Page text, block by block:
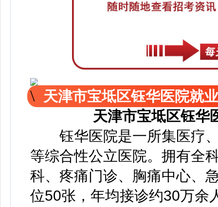
天津市宝坻区钰华医院就
天津市宝坻区钰华
钰华医院是一所集医疗、
等综合性公立医院。拥有全
科、疼痛门诊、胸痛中心、
位50张，年均接诊约30万余